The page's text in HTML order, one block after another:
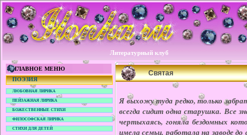
Литературный клуб
ГЛАВНОЕ МЕНЮ
ПОЭЗИЯ
ЛЮБОВНАЯ ЛИРИКА
ПЕЙЗАЖНАЯ ЛИРИКА
БОЖЕСТВЕННЫЕ СТИХИ
ФИЛОСОФСКАЯ ЛИРИКА
СТИХИ ДЛЯ ДЕТЕЙ
Святая
Я выхожу туда редко, только
всегда сидит одна старушка. Все
чертыхаясь, гоняла бездомных
имела семьи, работала на заводе